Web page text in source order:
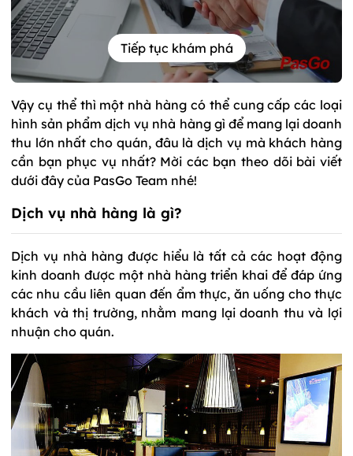
Tiếp tục khám phá
Vậy cụ thể thì một nhà hàng có thể cung cấp các loại
hình sản phẩm dịch vụ nhà hàng gì để mang lại doanh
thu lớn nhất cho quán, đâu là dịch vụ mà khách hàng
cần bạn phục vụ nhất? Mời các bạn theo dõi bài viết
dưới đây của PasGo Team nhé!
Dịch vụ nhà hàng là gì?
Dịch vụ nhà hàng được hiểu là tất cả các hoạt động
kinh doanh được một nhà hàng triển khai để đáp ứng
các nhu cầu liên quan đến ẩm thực, ăn uống cho thực
khách và thị trường, nhằm mang lại doanh thu và lợi
nhuận cho quán.